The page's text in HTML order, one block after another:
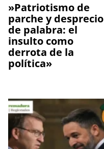
​»Patriotismo de
parche y desprecio
de palabra: el
insulto como
derrota de la
política»